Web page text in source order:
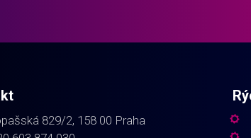
829/2, 158 00 Praha